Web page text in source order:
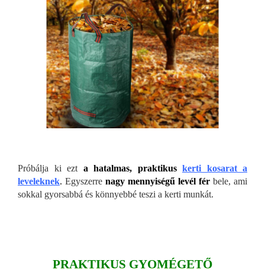
Próbálja ki ezt a hatalmas, praktikus kerti kosarat a
leveleknek. Egyszerre nagy mennyiségű levél fér bele, ami
sokkal gyorsabbá és könnyebbé teszi a kerti munkát.
PRAKTIKUS GYOMÉGETŐ